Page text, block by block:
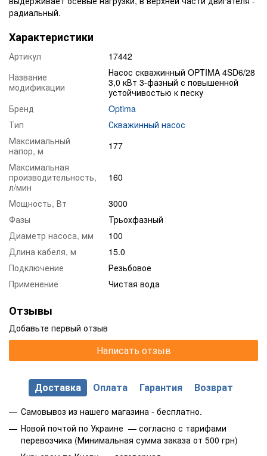
радиальный.
Характеристики
Артикул
17442
Название
модификации
Насос скважинный OPTIMA 4SD6/28
3,0 кВт 3-фазный с повышенной
устойчивостью к песку
Бренд
Optima
Тип
Скважинный насос
Максимальный
напор, м
177
Максимальная
производительность,
л/мин
160
Мощность, Вт
3000
Фазы
Трьохфазный
Диаметр насоса, мм
100
Длина кабеля, м
15.0
Подключение
Резьбовое
Применение
Чистая вода
Отзывы
Добавьте первый отзыв
Написать отзыв
Доставка Оплата Гарантия Возврат
Самовывоз из нашего магазина - бесплатно.
Новой почтой по Украине — согласно с тарифами
перевозчика (Минимальная сумма заказа от 500 грн)